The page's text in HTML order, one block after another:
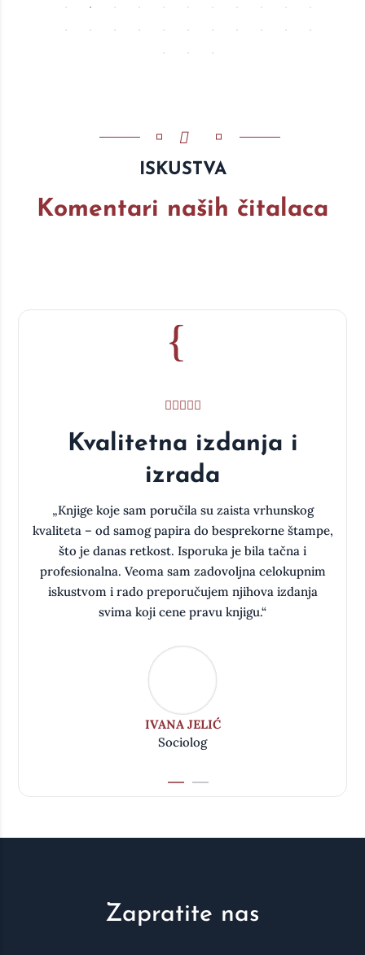
ISKUSTVA
Komentari naših čitalaca
Kvalitetna izdanja i
izrada
„Knjige koje sam poručila su zaista vrhunskog
kvaliteta – od samog papira do besprekorne štampe,
što je danas retkost. Isporuka je bila tačna i
profesionalna. Veoma sam zadovoljna celokupnim
iskustvom i rado preporučujem njihova izdanja
svima koji cene pravu knjigu.“
IVANA JELIĆ
Sociolog
Zapratite nas